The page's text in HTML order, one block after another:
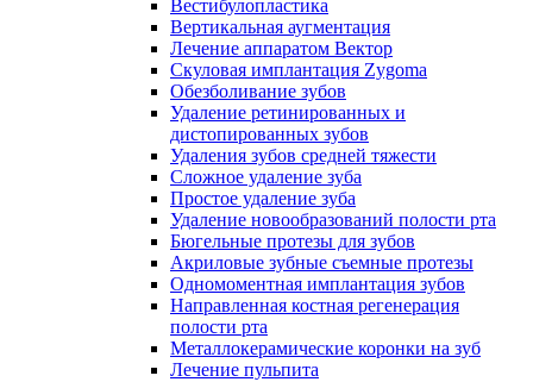
Вестибулопластика
Вертикальная аугментация
Лечение аппаратом Вектор
Скуловая имплантация Zygoma
Обезболивание зубов
Удаление ретинированных и
дистопированных зубов
Удаления зубов средней тяжести
Сложное удаление зуба
Простое удаление зуба
Удаление новообразований полости рта
Бюгельные протезы для зубов
Акриловые зубные съемные протезы
Одномоментная имплантация зубов
Направленная костная регенерация
полости рта
Металлокерамические коронки на зуб
Лечение пульпита